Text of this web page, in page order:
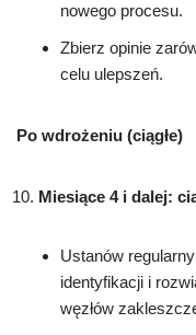
nowego procesu.
Zbierz opinie
celu ulepszeń.
Po wdrożeniu (ciągłe)
Miesiące 4 i dalej:
Ustanów
identyfikacji i
węzłów